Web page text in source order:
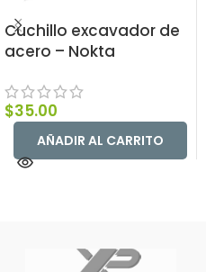
Cuchillo excavador de
acero – Nokta
$35.00
AÑADIR AL CARRITO